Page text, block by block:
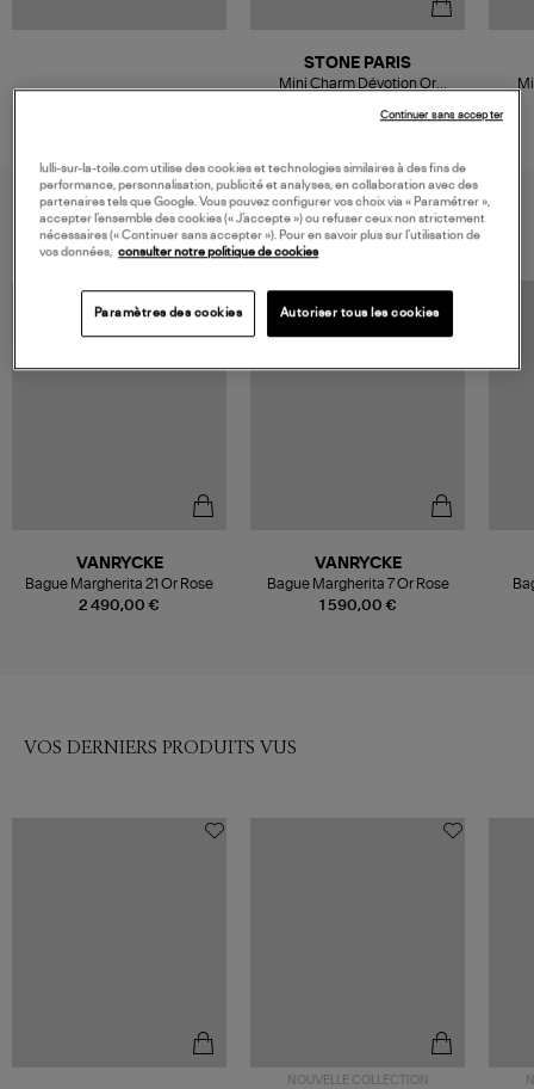
STONE PARIS
Mini Charm Dévotion Or
VOUS AIMEREZ AUSSI
2 490,00 €
VANRYCKE
Bague Margherita 21 Or Rose
1 590,00 €
VANRYCKE
Bague Margherita 7 Or Rose
VOS DERNIERS PRODUITS VUS
NOUVELLE COLLECTION
lulli-sur-la-toile.com utilise des cookies et technologies similaires à des fins de
performance, personnalisation, publicité et analyses, en collaboration avec des
partenaires tels que Google. Vous pouvez configurer vos choix via « Paramétrer »,
accepter l’ensemble des cookies (« J’accepte ») ou refuser ceux non strictement
nécessaires (« Continuer sans accepter »). Pour en savoir plus sur l’utilisation de
vos données,
consulter notre politique de cookies
Paramètres des cookies Autoriser tous les cookies
Continuer sans accepter